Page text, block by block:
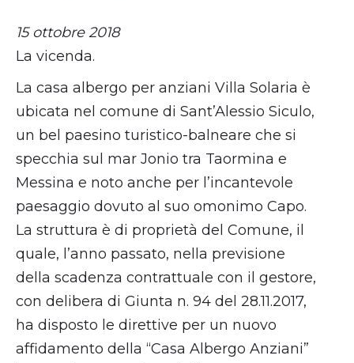
15 ottobre 2018
La vicenda.
La casa albergo per anziani Villa Solaria è
ubicata nel comune di Sant’Alessio Siculo,
un bel paesino turistico-balneare che si
specchia sul mar Jonio tra Taormina e
Messina e noto anche per l’incantevole
paesaggio dovuto al suo omonimo Capo.
La struttura è di proprietà del Comune, il
quale, l’anno passato, nella previsione
della scadenza contrattuale con il gestore,
con delibera di Giunta n. 94 del 28.11.2017,
ha disposto le direttive per un nuovo
affidamento della “Casa Albergo Anziani”